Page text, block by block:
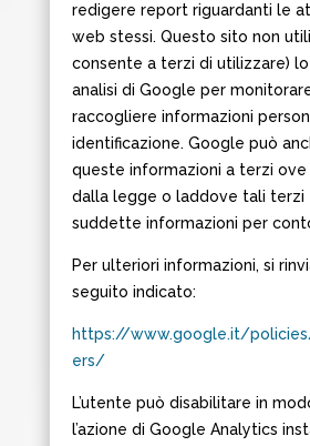
redigere report riguardanti le
web stessi. Questo sito non
consente a terzi di utilizzare)
analisi di Google per
raccogliere informazioni
identificazione. Google può
queste informazioni a terzi
dalla legge o laddove tali terzi
suddette informazioni per
Per ulteriori informazioni, si
seguito indicato:
https://www.google.it/
ers/
L’utente può disabilitare in
l’azione di Google Analytics